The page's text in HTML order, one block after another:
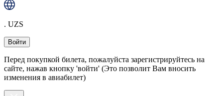
. UZS
Войти
Перед покупкой билета, пожалуйста зарегистрируйтесь на
сайте, нажав кнопку 'войти' (Это позволит Вам вносить
изменения в авиабилет)